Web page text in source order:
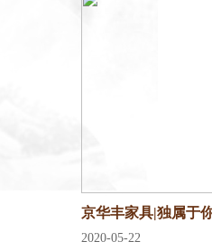
京华丰家具|独属于
2020-05-22